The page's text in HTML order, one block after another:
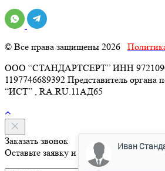
© Все права защищены 2026
ООО “СТАНДАРТСЕРТ” ИНН
1197746689392 Представитель
“ИСТ” , RA.RU.11АД65
Заказать звонок
Оставьте заявку и мы свяжемся с Вами
Иван